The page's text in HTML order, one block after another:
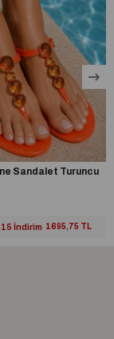
Sandalet Turuncu
İndirim 1695,75 TL